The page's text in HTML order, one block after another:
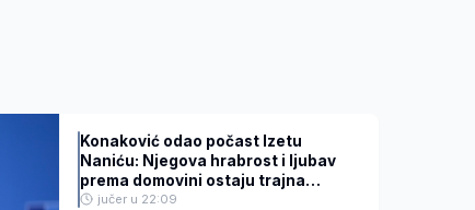
Konaković odao počast Izetu
Naniću: Njegova hrabrost i ljubav
prema domovini ostaju trajna
inspiracija
jučer u 22:09